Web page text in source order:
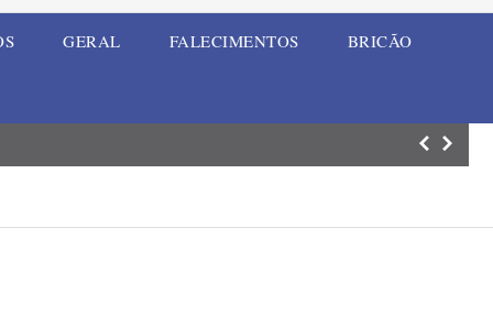
GERAL FALECIMENTOS BRICÃO
ELI Summit